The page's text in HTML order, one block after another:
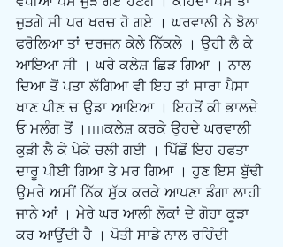
ਜੁੜਗੇ ਸੀ ਪਰ ਖਰਚ ਹੋ ਗਏ । ਘਰਵਾਲੀ ਨੇ ਝੋਲਾ
ਫਰੋਲਿਆ ਤਾਂ ਦਰਜਨ ਕੇਲੇ ਨਿੱਕਲੇ । ਉਹੀ ਲੈ ਕੇ
ਆਇਆ ਸੀ । ਘਰੇ ਕਲੇਸ਼ ਛਿੜ ਗਿਆ । ਨਾਲ
ਦਿਆ ਤੋਂ ਪਤਾ ਲੱਗਿਆ ਵੀ ਇਹ ਤਾਂ ਸਾਰਾ ਪੈਸਾ
ਖਾਣ ਪੀਣ ਚ ਉਡਾ ਆਇਆ । ਇਹਤੋਂ ਕੀ ਭਾਲਦੇ
ਓ ਮਲੰਗ ਤੋਂ ।....ਕਲੇਸ਼ ਕਰਕੇ ਉਹਦੇ ਘਰਵਾਲੀ
ਕੁੜੀ ਲੈ ਕੇ ਪੇਕੇ ਚਲੀ ਗਈ । ਪਿੱਛੋਂ ਇਹ ਹਫਤਾ
ਦਾਰੂ ਪੀਈ ਗਿਆ ਤੇ ਮਰ ਗਿਆ । ਹੁਣ ਇਸ ਬੁੱਢੀ
ਉਮਰੇ ਅਸੀਂ ਨਿੱਕ ਸੁੱਕ ਕਰਕੇ ਆਪਣਾ ਡੰਗਾ ਲਾਹੀ
ਜਾਨੇ ਆਂ । ਮੇਰੇ ਘਰ ਆਲੀ ਲੋਕਾਂ ਦੇ ਗੋਹਾ ਕੂੜਾ
ਕਰ ਆਉਂਦੀ ਹੈ । ਪੋਤੀ ਸਾਡੇ ਨਾਲ ਰਹਿੰਦੀ